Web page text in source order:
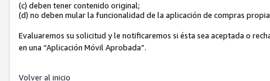
(c) deben tener contenido original;
(d) no deben mular la funcionalidad de la aplicación de compras
Evaluaremos su solicitud y le notificaremos si ésta sea aceptada o
en una “Aplicación Móvil Aprobada”.
Volver al inicio